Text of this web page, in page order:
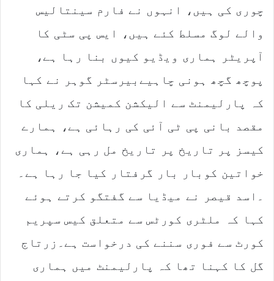
چوری کی ہیں، انہوں نے فارم سینتالیس
والے لوگ مسلط کئے ہیں، ایس پی سٹی کا
آپریٹر ہماری ویڈیو کیوں بنا رہا ہے،
پوچھ گچھ ہونی چاہیےبیرسٹر گوہر نے کہا
کہ پارلیمنٹ سے الیکشن کمیشن تک ریلی کا
مقصد بانی پی ٹی آئی کی رہائی ہے، ہمارے
کیسز پر تاریخ پر تاریخ مل رہی ہے، ہماری
خواتین کوبار بار گرفتار کیا جا رہا ہے۔
۔اسد قیصر نے میڈیا سے گفتگو کرتے ہوئے
کہا کہ ملٹری کورٹس سے متعلق کیس سپریم
کورٹ سے فوری سننے کی درخواست ہے۔زرتاج
گل کا کہنا تھا کہ پارلیمنٹ میں ہماری